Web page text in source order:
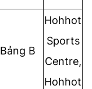
Bảng B
Hohhot
Sports
Centre,
Hohhot